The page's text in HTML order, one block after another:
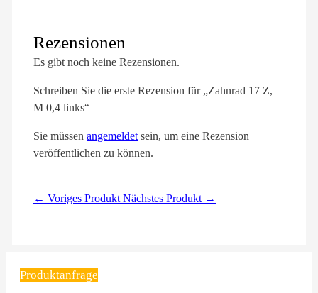
Rezensionen
Es gibt noch keine Rezensionen.
Schreiben Sie die erste Rezension für „Zahnrad 17 Z,
M 0,4 links“
Sie müssen angemeldet sein, um eine Rezension
veröffentlichen zu können.
← Voriges Produkt Nächstes Produkt →
Produktanfrage